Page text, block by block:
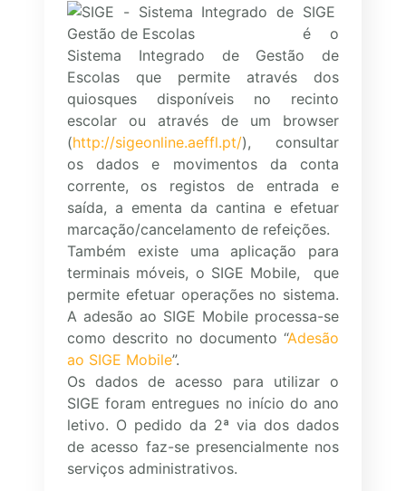
SIGE
é o
Sistema Integrado de Gestão de
Escolas que permite através dos
quiosques disponíveis no recinto
escolar ou através de um browser
(http://sigeonline.aeffl.pt/), consultar
os dados e movimentos da conta
corrente, os registos de entrada e
saída, a ementa da cantina e efetuar
marcação/cancelamento de refeições.
Também existe uma aplicação para
terminais móveis, o SIGE Mobile, que
permite efetuar operações no sistema.
A adesão ao SIGE Mobile processa-se
como descrito no documento “Adesão
ao SIGE Mobile”.
Os dados de acesso para utilizar o
SIGE foram entregues no início do ano
letivo. O pedido da 2ª via dos dados
de acesso faz-se presencialmente nos
serviços administrativos.